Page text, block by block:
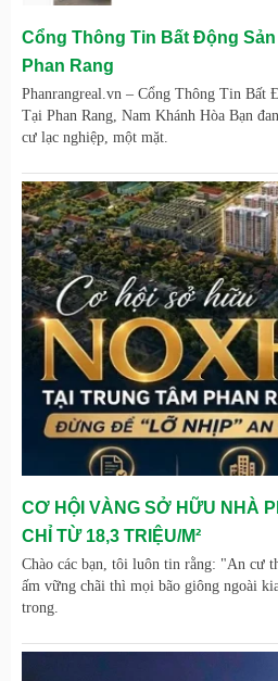
Cổng Thông Tin Bất Động
Phan Rang
Phanrangreal.vn – Cổng Thông Tin Bất
Tại Phan Rang, Nam Khánh Hòa Bạn
cư lạc nghiệp, một mặt.
CƠ HỘI VÀNG SỞ HỮU NHÀ
CHỈ TỪ 18,3 TRIỆU/M²
Chào các bạn, tôi luôn tin rằng: "An cư
ấm vững chãi thì mọi bão giông ngoài
trong.